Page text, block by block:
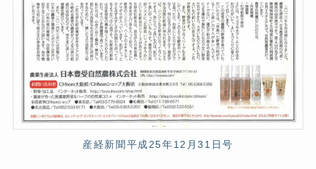
産経新聞平成25年12月31日号